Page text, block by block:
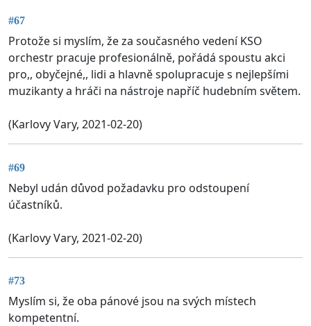
#67
Protože si myslím, že za současného vedení KSO
orchestr pracuje profesionálně, pořádá spoustu akci
pro,, obyčejné,, lidi a hlavně spolupracuje s nejlepšími
muzikanty a hráči na nástroje napříč hudebním světem.
(Karlovy Vary, 2021-02-20)
#69
Nebyl udán důvod požadavku pro odstoupení
účastníků.
(Karlovy Vary, 2021-02-20)
#73
Myslím si, že oba pánové jsou na svých místech
kompetentní.